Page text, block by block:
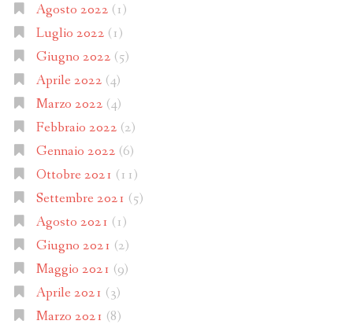
Agosto 2022 (1)
Luglio 2022 (1)
Giugno 2022 (5)
Aprile 2022 (4)
Marzo 2022 (4)
Febbraio 2022 (2)
Gennaio 2022 (6)
Ottobre 2021 (11)
Settembre 2021 (5)
Agosto 2021 (1)
Giugno 2021 (2)
Maggio 2021 (9)
Aprile 2021 (3)
Marzo 2021 (8)